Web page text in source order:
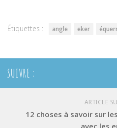
Étiquettes : angle eker
SUIVRE :
ARTICLE
12 choses à savoir sur
avec les